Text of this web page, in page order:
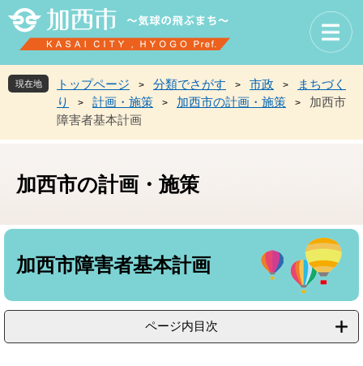
先
頭
を
飛
現在地 トップページ > 分類でさがす > 市政 >
まちづく
り
> 計画・施策 > 加西市の計画・施策 >
加西市
障害者基本計画
加西市の計画・施策
本
加西市障害者基本計画
ページ内目次